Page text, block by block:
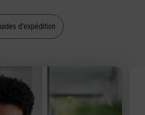
d'expédition